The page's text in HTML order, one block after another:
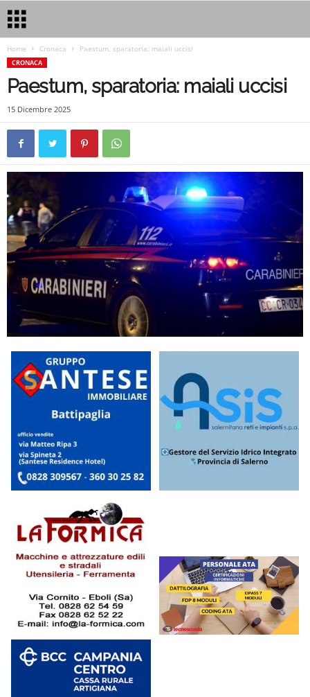
Home Cronaca Paestum, sparatoria: maiali uccisi
CRONACA
Paestum, sparatoria: maiali uccisi
15 Dicembre 2025